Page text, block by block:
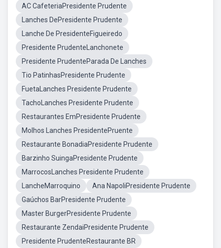
AC CafeteriaPresidente Prudente
Lanches DePresidente Prudente
Lanche De PresidenteFigueiredo
Presidente PrudenteLanchonete
Presidente PrudenteParada De Lanches
Tio PatinhasPresidente Prudente
FuetaLanches Presidente Prudente
TachoLanches Presidente Prudente
Restaurantes EmPresidente Prudente
Molhos Lanches PresidentePruente
Restaurante BonadiaPresidente Prudente
Barzinho SuingaPresidente Prudente
MarrocosLanches Presidente Prudente
LancheMarroquino
Ana NapoliPresidente Prudente
Gaúchos BarPresidente Prudente
Master BurgerPresidente Prudente
Restaurante ZendaiPresidente Prudente
Presidente PrudenteRestaurante BR